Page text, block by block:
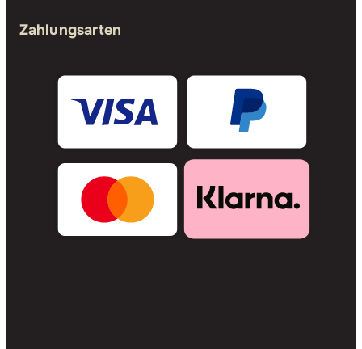
Zahlungsarten